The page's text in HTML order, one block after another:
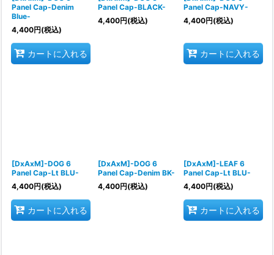
Panel Cap-Denim
Blue-
4,400円(税込)
カートに入れる
Panel Cap-BLACK-
4,400円(税込)
Panel Cap-NAVY-
4,400円(税込)
カートに入れる
[DxAxM]-DOG 6
Panel Cap-Lt BLU-
4,400円(税込)
カートに入れる
[DxAxM]-DOG 6
Panel Cap-Denim BK-
4,400円(税込)
[DxAxM]-LEAF 6
Panel Cap-Lt BLU-
4,400円(税込)
カートに入れる